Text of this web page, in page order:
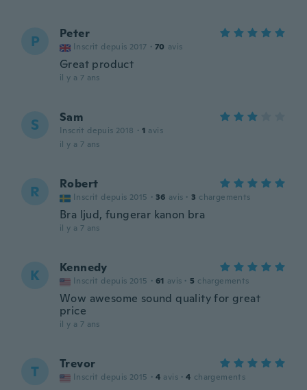
P Peter
Inscrit depuis 2017 · 70 avis
Great product
il y a 7 ans
S Sam
Inscrit depuis 2018 · 1 avis
il y a 7 ans
R Robert
Inscrit depuis 2015 · 36 avis · 3 chargements
Bra ljud, fungerar kanon bra
il y a 7 ans
K Kennedy
Inscrit depuis 2015 · 61 avis · 5 chargements
Wow awesome sound quality for great
price
il y a 7 ans
T Trevor
Inscrit depuis 2015 · 4 avis · 4 chargements